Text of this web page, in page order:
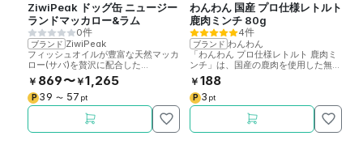
ZiwiPeak ドッグ缶 ニュージー
ランドマッカロー&ラム
0件
ブランド ZiwiPeak
フィッシュオイルが豊富な天然マッカ
ロー(サバ)を贅沢に配合した
ZiwiPeak社製高品質ドッグフードで
す。ウェットタイプ。
￥ 869〜￥1,265
P 39 〜 57 pt
わんわん 国産 プロ仕様レトルト
鹿肉ミンチ 80g
4件
ブランド わんわん
「わんわん プロ仕様レトルト 鹿肉ミ
ンチ」は、国産の鹿肉を使用した無添
加無着色・嗜好性抜群のレトルトパウ
チです。
￥ 188
P 3 pt